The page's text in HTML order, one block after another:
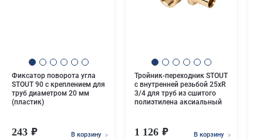
Фиксатор поворота угла
STOUT 90 с креплением для
труб диаметром 20 мм
(пластик)
243 В корзину
Тройник-переходник STOUT
с внутренней резьбой 25xR
3/4 для труб из сшитого
полиэтилена аксиальный
1 126 В корзину